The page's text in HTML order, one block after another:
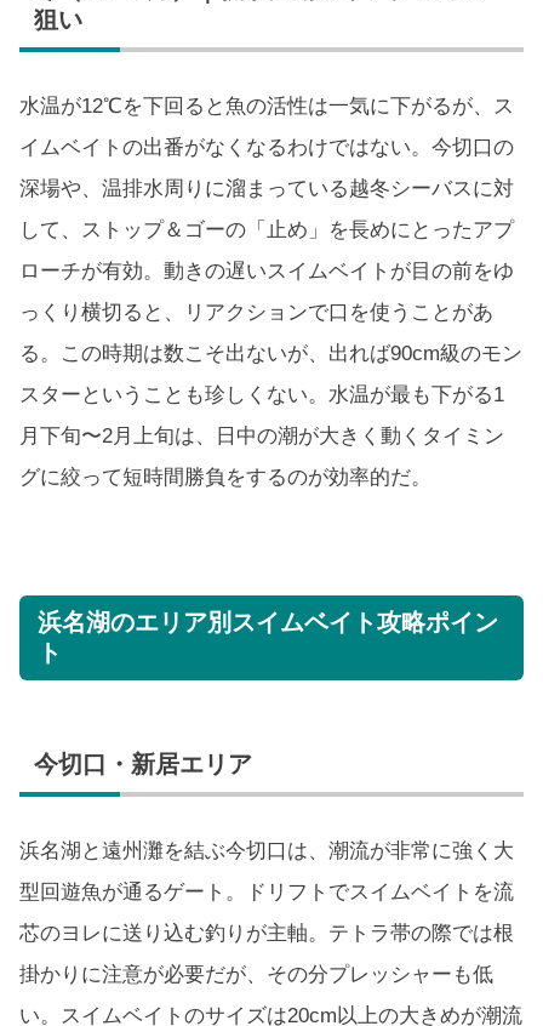
狙い
水温が12℃を下回ると魚の活性は一気に下がるが、ス
イムベイトの出番がなくなるわけではない。今切口の
深場や、温排水周りに溜まっている越冬シーバスに対
して、ストップ＆ゴーの「止め」を長めにとったアプ
ローチが有効。動きの遅いスイムベイトが目の前をゆ
っくり横切ると、リアクションで口を使うことがあ
る。この時期は数こそ出ないが、出れば90cm級のモン
スターということも珍しくない。水温が最も下がる1
月下旬〜2月上旬は、日中の潮が大きく動くタイミン
グに絞って短時間勝負をするのが効率的だ。
浜名湖のエリア別スイムベイト攻略ポイン
ト
今切口・新居エリア
浜名湖と遠州灘を結ぶ今切口は、潮流が非常に強く大
型回遊魚が通るゲート。ドリフトでスイムベイトを流
芯のヨレに送り込む釣りが主軸。テトラ帯の際では根
掛かりに注意が必要だが、その分プレッシャーも低
い。スイムベイトのサイズは20cm以上の大きめが潮流